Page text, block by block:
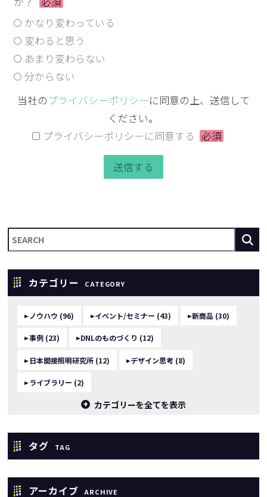
かなり変わっている
変わると思う
あまり変わらない
分からない
当社のプライバシーポリシーに同意の上、送信して
ください。
プライバシーポリシーに同意する
必須
カテゴリー CATEGORY
ノウハウ (96) イベント/セミナー (43) 新商品 (30)
事例 (23) DNLのものづくり (12)
日本間接照明研究所 (12) デザイン思考 (8)
ライブラリー (2)
カテゴリーを全てを表示
タグ TAG
アーカイブ ARCHIVE